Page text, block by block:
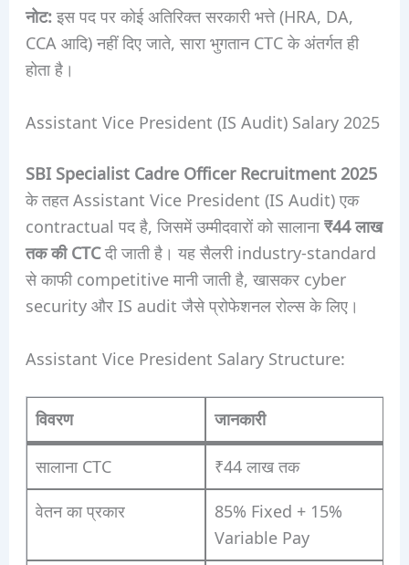
नोट:इस पद पर कोई अतिरिक्त सरकारी भत्ते (HRA, DA,
CCA आदि) नहीं दिए जाते, सारा भुगतान CTC के अंतर्गत ही
होता है।
Assistant Vice President (IS Audit) Salary 2025
SBI Specialist Cadre Officer Recruitment 2025
के तहत Assistant Vice President (IS Audit) एक
contractual पद है, जिसमें उम्मीदवारों को सालाना₹44 लाख
तक की CTCदी जाती है। यह सैलरी industry-standard
से काफी competitive मानी जाती है, खासकर cyber
security और IS audit जैसे प्रोफेशनल रोल्स के लिए।
Assistant Vice President Salary Structure:
विवरण जानकारी
सालाना CTC ₹44 लाख तक
वेतन का प्रकार
85% Fixed + 15%
Variable Pay